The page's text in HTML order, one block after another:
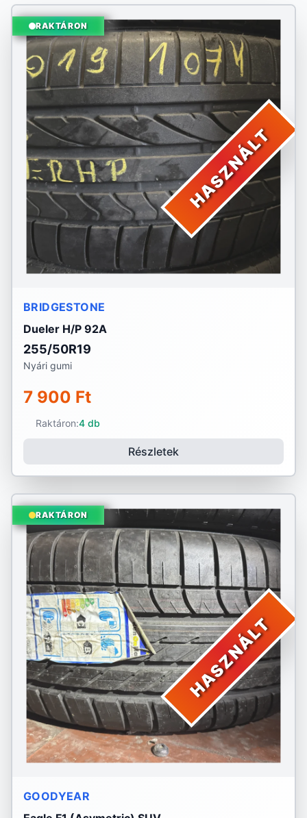
HASZNÁLT
RAKTÁRON
BRIDGESTONE
Dueler H/P 92A
255/50R19
Nyári gumi
7 900 Ft
Raktáron:4 db
Részletek
HASZNÁLT
RAKTÁRON
GOODYEAR